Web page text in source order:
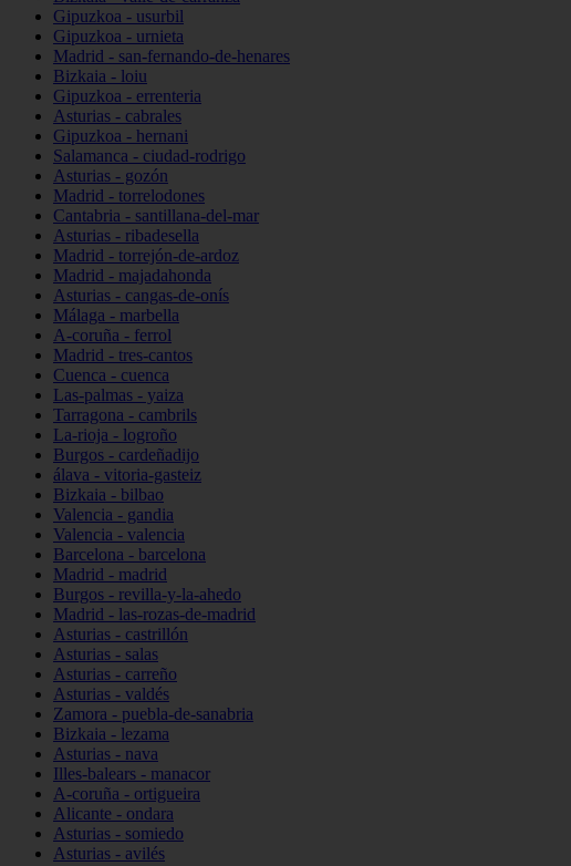
Gipuzkoa - usurbil
Gipuzkoa - urnieta
Madrid - san-fernando-de-henares
Bizkaia - loiu
Gipuzkoa - errenteria
Asturias - cabrales
Gipuzkoa - hernani
Salamanca - ciudad-rodrigo
Asturias - gozón
Madrid - torrelodones
Cantabria - santillana-del-mar
Asturias - ribadesella
Madrid - torrejón-de-ardoz
Madrid - majadahonda
Asturias - cangas-de-onís
Málaga - marbella
A-coruña - ferrol
Madrid - tres-cantos
Cuenca - cuenca
Las-palmas - yaiza
Tarragona - cambrils
La-rioja - logroño
Burgos - cardeñadijo
álava - vitoria-gasteiz
Bizkaia - bilbao
Valencia - gandia
Valencia - valencia
Barcelona - barcelona
Madrid - madrid
Burgos - revilla-y-la-ahedo
Madrid - las-rozas-de-madrid
Asturias - castrillón
Asturias - salas
Asturias - carreño
Asturias - valdés
Zamora - puebla-de-sanabria
Bizkaia - lezama
Asturias - nava
Illes-balears - manacor
A-coruña - ortigueira
Alicante - ondara
Asturias - somiedo
Asturias - avilés